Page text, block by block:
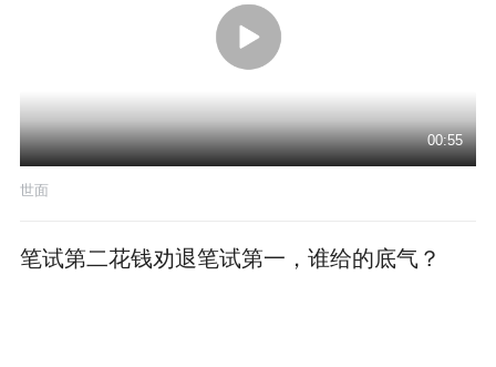
00:55
世面
笔试第二花钱劝退笔试第一，谁给的底气？